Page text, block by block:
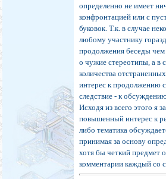
определенно не имеет
конфронтацией или с
буковок. Т.к. в случае
любому участнику
продолжения беседы чем
о чужие стереотипы, а в
количества
интерес к продолжению
следствие - к
Исходя из всего этого я
повышенный интерес к
либо тематика
принимая за основу
хотя бы четкий предмет
комментарии каждый со